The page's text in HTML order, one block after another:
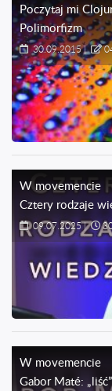
Poczytaj mi
Polimorfizm
30.09.2015|
W movemencie
Cztery rodzaje
09.07.2025|
W movemencie
Gabor Maté: